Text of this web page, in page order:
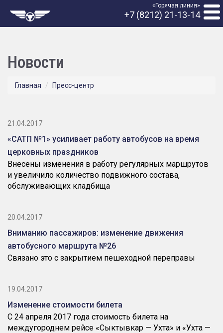
«Горячая линия»
+7 (8212) 21-13-14
Новости
Главная Пресс-центр
21.04.2017
«САТП №1» усиливает работу автобусов на время
церковных праздников
Внесены изменения в работу регулярных маршрутов
и увеличило количество подвижного состава,
обслуживающих кладбища
20.04.2017
Вниманию пассажиров: изменение движения
автобусного маршрута №26
Связано это с закрытием пешеходной переправы
19.04.2017
Изменение стоимости билета
С 24 апреля 2017 года стоимость билета на
междугороднем рейсе «Сыктывкар — Ухта» и «Ухта —